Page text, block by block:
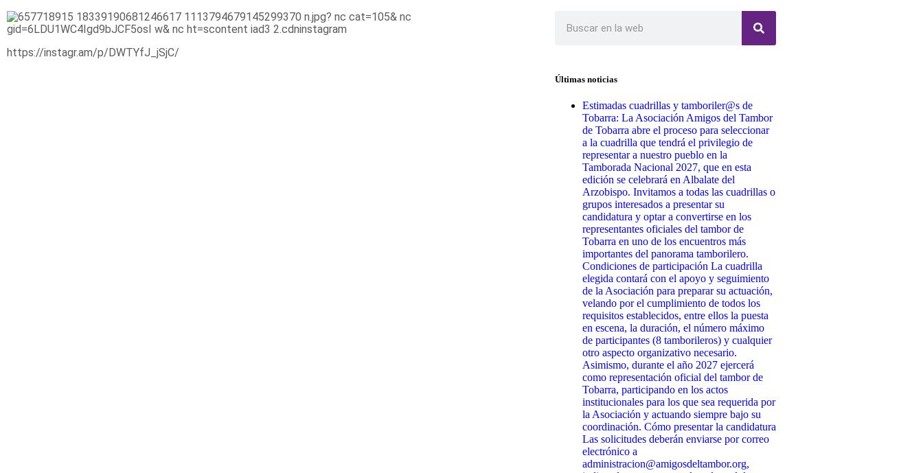
https://instagr.am/p/DWTYfJ_jSjC/
Últimas noticias
Estimadas cuadrillas y tamboriler@s de
Tobarra: La Asociación Amigos del Tambor
de Tobarra abre el proceso para seleccionar
a la cuadrilla que tendrá el privilegio de
representar a nuestro pueblo en la
Tamborada Nacional 2027, que en esta
edición se celebrará en Albalate del
Arzobispo. Invitamos a todas las cuadrillas o
grupos interesados a presentar su
candidatura y optar a convertirse en los
representantes oficiales del tambor de
Tobarra en uno de los encuentros más
importantes del panorama tamborilero.
Condiciones de participación La cuadrilla
elegida contará con el apoyo y seguimiento
de la Asociación para preparar su actuación,
velando por el cumplimiento de todos los
requisitos establecidos, entre ellos la puesta
en escena, la duración, el número máximo
de participantes (8 tamborileros) y cualquier
otro aspecto organizativo necesario.
Asimismo, durante el año 2027 ejercerá
como representación oficial del tambor de
Tobarra, participando en los actos
institucionales para los que sea requerida por
la Asociación y actuando siempre bajo su
coordinación. Cómo presentar la candidatura
Las solicitudes deberán enviarse por correo
electrónico a
administracion@amigosdeltambor.org,